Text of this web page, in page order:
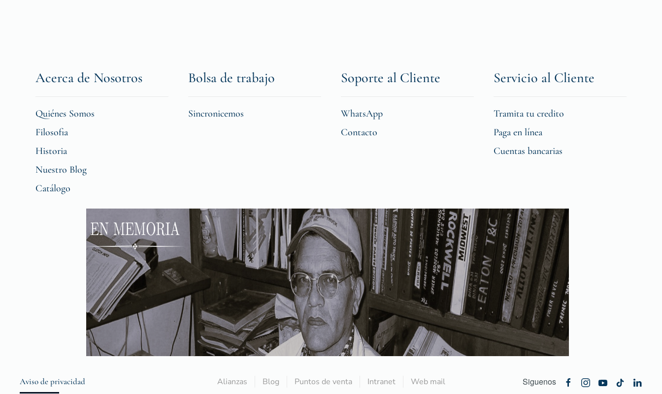
Acerca de Nosotros
Quiénes Somos
Filosofia
Historia
Nuestro Blog
Catálogo
Bolsa de trabajo
Sincronicemos
Soporte al Cliente
WhatsApp
Contacto
Servicio al Cliente
Tramita tu credito
Paga en línea
Cuentas bancarias
Aviso de privacidad Alianzas Blog Puntos de venta Intranet Web mail Siguenos